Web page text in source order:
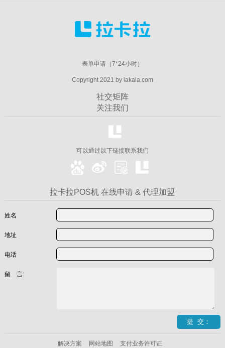
表单申请（7*24小时）
Copyright 2021 by lakala.com
社交矩阵
关注我们
可以通过以下链接联系我们
拉卡拉POS机 在线申请 & 代理加盟
姓名
地址
电话
留 言:
解决方案 网站地图 支付业务许可证